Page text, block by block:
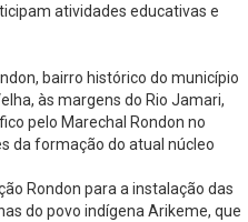
atividades educativas e
bairro histórico do município
às margens do Rio Jamari,
pelo Marechal Rondon no
da formação do atual núcleo
Rondon para a instalação das
do povo indígena Arikeme, que